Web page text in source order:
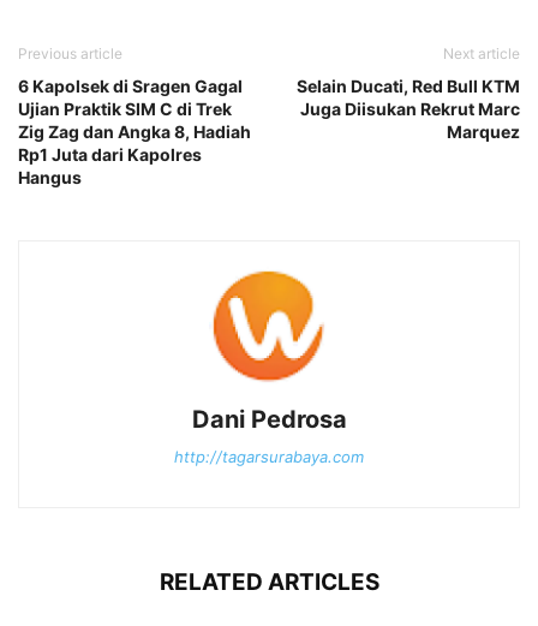
Previous article
6 Kapolsek di Sragen Gagal
Ujian Praktik SIM C di Trek
Zig Zag dan Angka 8, Hadiah
Rp1 Juta dari Kapolres
Hangus
Next article
Selain Ducati, Red Bull KTM
Juga Diisukan Rekrut Marc
Marquez
Dani Pedrosa
http://tagarsurabaya.com
RELATED ARTICLES